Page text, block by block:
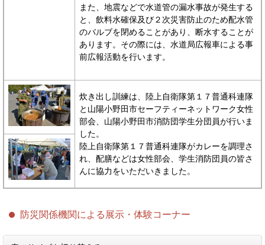
また、地震などで水道管の漏水事故が発生する
と、飲料水確保及び２次災害防止のため配水管
のバルブを閉めることがあり、断水することが
あります。その際には、水道局広報車による事
前広報活動を行います。
炊き出し訓練は、陸上自衛隊第１７普通科連隊
と山陽小野田市セーフティーネットワーク女性
部会、山陽小野田市消防団学生分団員が行いま
した。
陸上自衛隊第１７普通科連隊がカレーを調理さ
れ、配膳などは女性部会、学生消防団員の皆さ
んに協力をいただいきました。
防災関係機関による展示・体験コーナー